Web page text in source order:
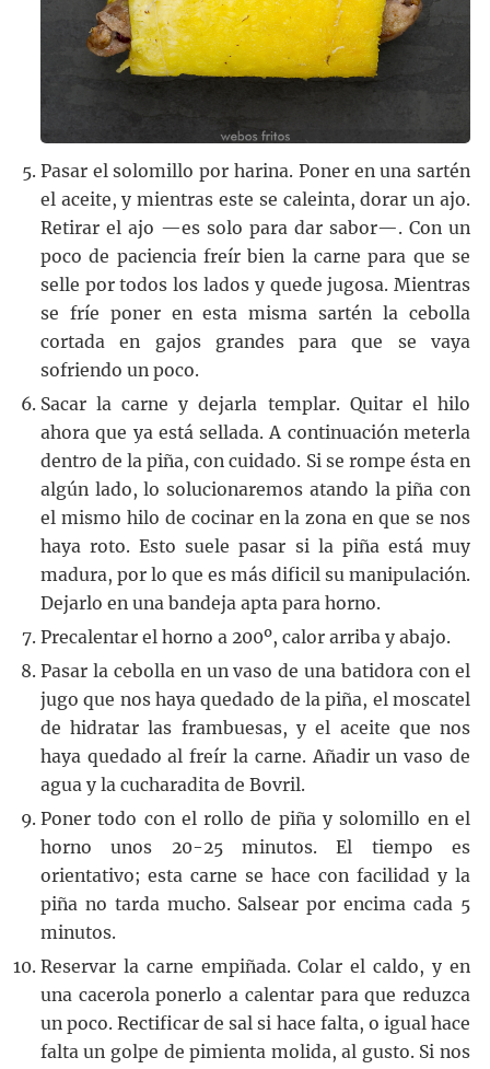
Pasar el solomillo por harina. Poner en una sartén
el aceite, y mientras este se caleinta, dorar un ajo.
Retirar el ajo —es solo para dar sabor—. Con un
poco de paciencia freír bien la carne para que se
selle por todos los lados y quede jugosa. Mientras
se fríe poner en esta misma sartén la cebolla
cortada en gajos grandes para que se vaya
sofriendo un poco.
Sacar la carne y dejarla templar. Quitar el hilo
ahora que ya está sellada. A continuación meterla
dentro de la piña, con cuidado. Si se rompe ésta en
algún lado, lo solucionaremos atando la piña con
el mismo hilo de cocinar en la zona en que se nos
haya roto. Esto suele pasar si la piña está muy
madura, por lo que es más dificil su manipulación.
Dejarlo en una bandeja apta para horno.
Precalentar el horno a 200º, calor arriba y abajo.
Pasar la cebolla en un vaso de una batidora con el
jugo que nos haya quedado de la piña, el moscatel
de hidratar las frambuesas, y el aceite que nos
haya quedado al freír la carne. Añadir un vaso de
agua y la cucharadita de Bovril.
Poner todo con el rollo de piña y solomillo en el
horno unos 20-25 minutos. El tiempo es
orientativo; esta carne se hace con facilidad y la
piña no tarda mucho. Salsear por encima cada 5
minutos.
Reservar la carne empiñada. Colar el caldo, y en
una cacerola ponerlo a calentar para que reduzca
un poco. Rectificar de sal si hace falta, o igual hace
falta un golpe de pimienta molida, al gusto. Si nos